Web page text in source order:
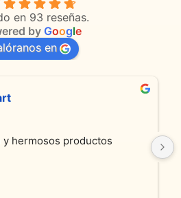
en 93 reseñas.
by Google
en
productos
Son